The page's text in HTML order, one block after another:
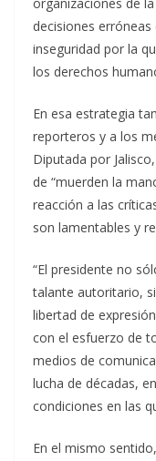
decisiones
inseguridad por la
los derechos
En esa estrategia
reporteros y a los
Diputada por
de “muerden la
reacción a las
son lamentables y
“El presidente no
talante autoritario,
libertad de
con el esfuerzo de
medios de
lucha de décadas,
condiciones en las
En el mismo